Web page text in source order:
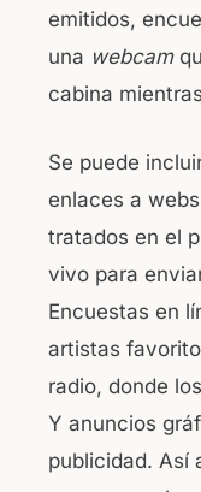
emitidos,
una webcam
cabina
Se puede
enlaces a
tratados en el
vivo para
Encuestas en
artistas
radio, donde
Y anuncios
publicidad. Así